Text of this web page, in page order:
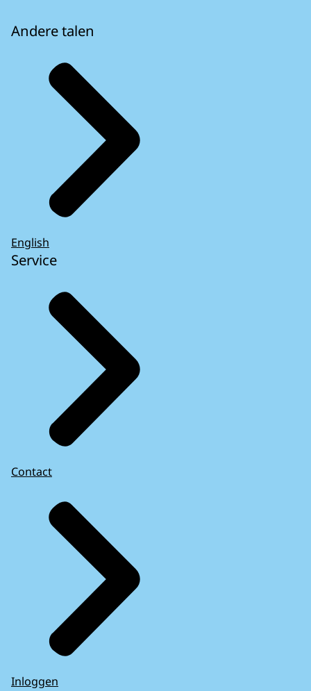
Andere talen
English
Service
Contact
Inloggen